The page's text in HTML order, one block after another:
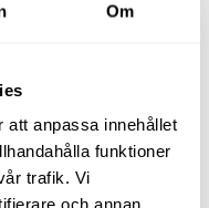
Om
att anpassa innehållet
funktioner
trafik. Vi
och annan
& våtdammsugare